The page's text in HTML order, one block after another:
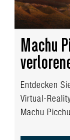
Machu
Entdecken
Virtual-
Machu